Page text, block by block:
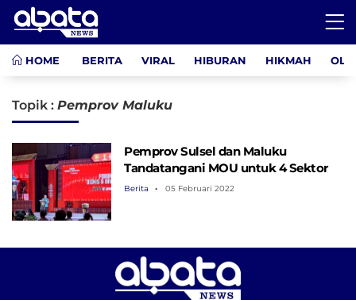
HOME BERITA VIRAL HIBURAN HIKMAH
Topik : Pemprov Maluku
Pemprov Sulsel dan Maluku
Tandatangani MOU untuk 4 Sektor
Berita 05 Februari 2022